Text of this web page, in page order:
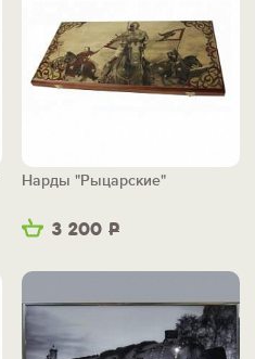
3 200 Р
Нарды "Рыцарские"